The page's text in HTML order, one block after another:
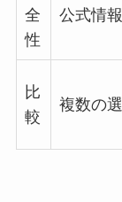
全
性
公式情
比
較
複数の